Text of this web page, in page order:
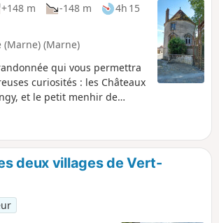
+148 m -148 m
4h 15
(Marne) (Marne)
qui vous permettra
curiosités : les Châteaux
et le petit menhir de
du Chemin de fer de la
(CBR). Parcours très ombragé
À éviter par temps
deux villages de Vert-